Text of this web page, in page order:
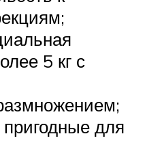
5 кг с
для